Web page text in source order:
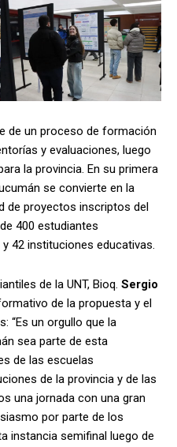
de un proceso de formación
y evaluaciones, luego
la provincia. En su primera
se convierte en la
de proyectos inscriptos del
400 estudiantes
42 instituciones educativas.
de la UNT, Bioq. Sergio
de la propuesta y el
“Es un orgullo que la
sea parte de esta
de las escuelas
de la provincia y de las
una jornada con una gran
por parte de los
instancia semifinal luego de